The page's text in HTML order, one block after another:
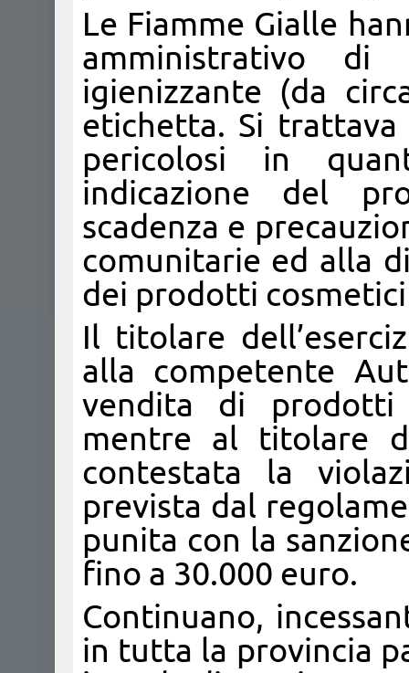
Le Fiamme Gialle
amministrativo
igienizzante (da
etichetta. Si
pericolosi in
indicazione del
scadenza e
comunitarie ed alla
dei prodotti cosmetici
Il titolare
alla competente
vendita di prodotti
mentre al titolare
contestata la
prevista dal
punita con la
fino a 30.000 euro.
Continuano,
in tutta la provincia